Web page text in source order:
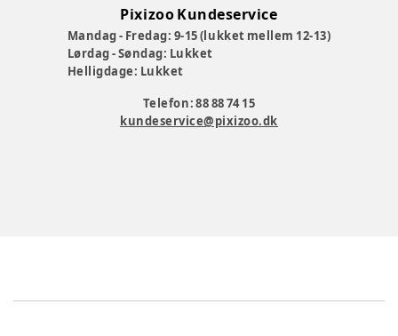
Pixizoo Kundeservice
Mandag - Fredag: 9-15 (lukket mellem 12-13)
Lørdag - Søndag: Lukket
Helligdage: Lukket
Telefon: 88 88 74 15
kundeservice@pixizoo.dk